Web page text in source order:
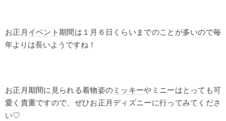
お正月 イベント期間は１月６日くらいまでのことが多いので毎
年よりは長いようですね！
お正月期間に見られる着物姿のミッキーやミニーはとっても可
愛く貴重ですので、ぜひお正月ディズニーに行ってみてくださ
い♡